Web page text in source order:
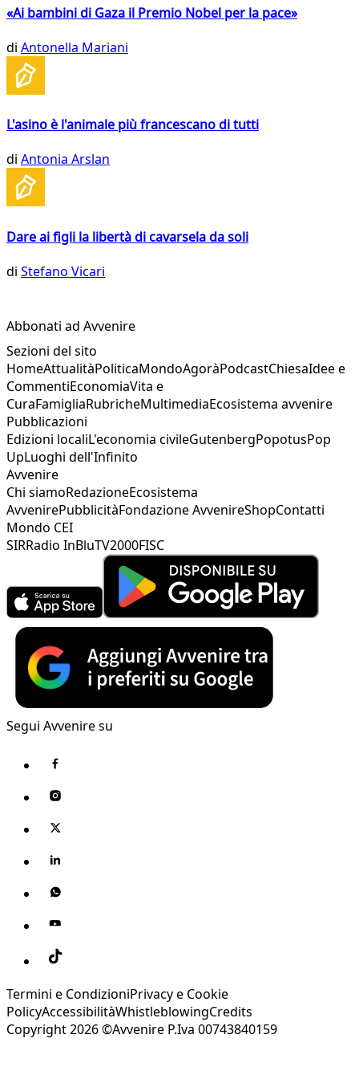
«Ai bambini di Gaza il Premio Nobel per la pace»
di Antonella Mariani
L'asino è l'animale più francescano di tutti
di Antonia Arslan
Dare ai figli la libertà di cavarsela da soli
di Stefano Vicari
Abbonati ad Avvenire
Sezioni del sito
HomeAttualitàPoliticaMondoAgoràPodcastChiesaIdee e
CommentiEconomiaVita e
CuraFamigliaRubricheMultimediaEcosistema avvenire
Pubblicazioni
Edizioni localiL'economia civileGutenbergPopotusPop
UpLuoghi dell'Infinito
Avvenire
Chi siamoRedazioneEcosistema
AvvenirePubblicitàFondazione AvvenireShopContatti
Mondo CEI
SIRRadio InBluTV2000FISC
Segui Avvenire su
Termini e CondizioniPrivacy e Cookie
PolicyAccessibilitàWhistleblowingCredits
Copyright 2026 ©Avvenire P.Iva 00743840159